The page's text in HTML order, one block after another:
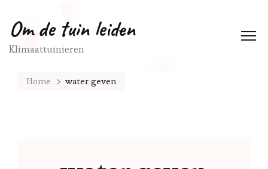
Om de tuin leiden
Klimaattuinieren
Home water geven